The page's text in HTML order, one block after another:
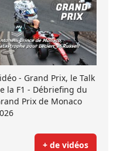
- Grand Prix, le Talk
la F1 - Débriefing du
Prix de Monaco
+ de vidéos